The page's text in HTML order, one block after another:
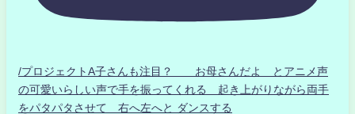
/プロジェクトA子さんも注目？ お母さんだよ とアニメ声
の可愛いらしい声で手を振ってくれる 起き上がりながら両手
をパタパタさせて 右へ左へと ダンスする